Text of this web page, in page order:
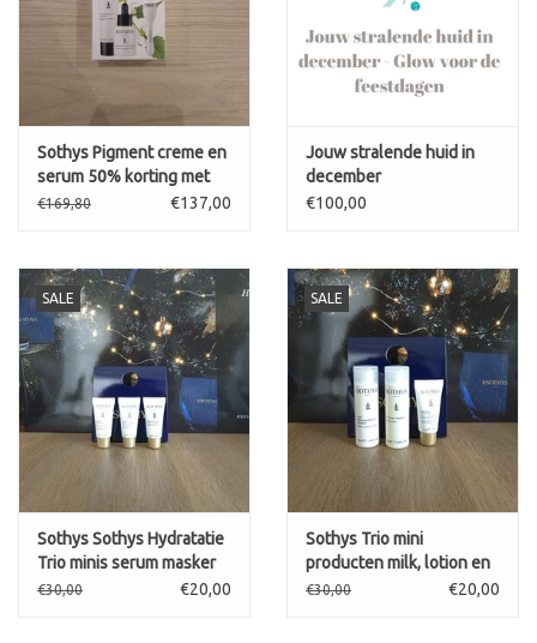
Sothys Pigment creme en
serum 50% korting met
GRATIS Ridoku Focus
€169,80 €137,00
Jouw stralende huid in
december
€100,00
SALE
Sothys Sothys Hydratatie
Trio minis serum masker
en SPF50
€30,00 €20,00
SALE
Sothys Trio mini
producten milk, lotion en
hydraterend serum
€30,00 €20,00